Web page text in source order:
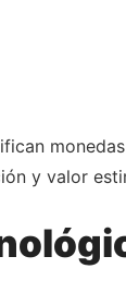
y valor